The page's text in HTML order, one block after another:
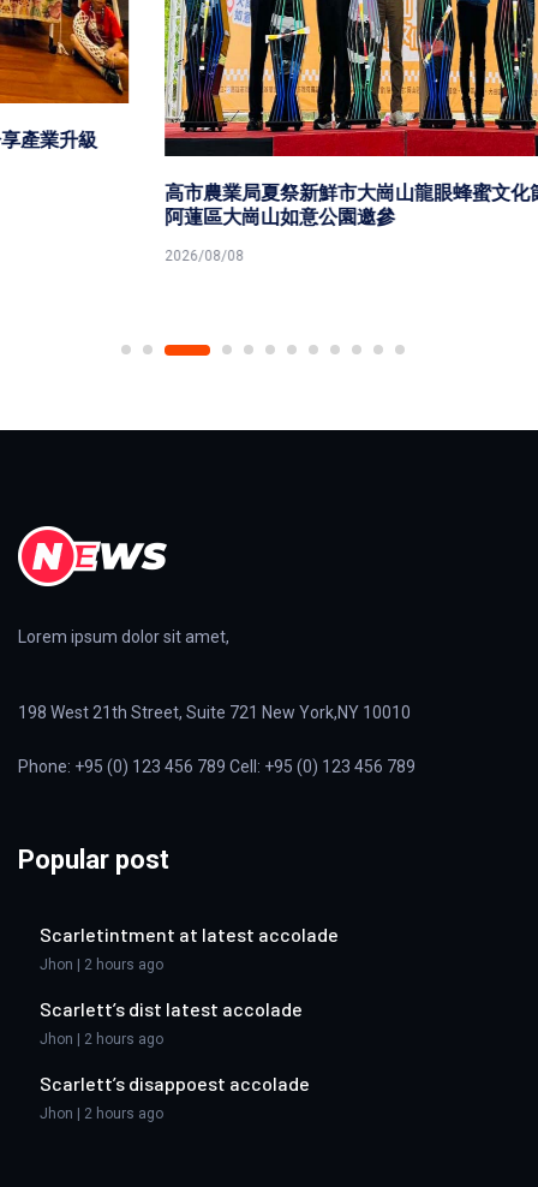
高市農業局夏祭新鮮市大崗山龍眼蜂蜜文化節 為期兩天
阿蓮區大崗山如意公園邀參
Lorem ipsum dolor sit amet,
198 West 21th Street, Suite 721 New York,NY 10010
Phone: +95 (0) 123 456 789 Cell: +95 (0) 123 456 789
Popular post
Scarletintment at latest accolade
Jhon | 2 hours ago
Scarlett’s dist latest accolade
Jhon | 2 hours ago
Scarlett’s disappoest accolade
Jhon | 2 hours ago